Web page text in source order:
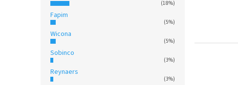
(18%)
Fapim
(5%)
Wicona
(5%)
Sobinco
(3%)
Reynaers
(3%)